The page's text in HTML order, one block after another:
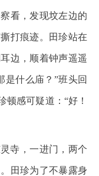
看，发现坟左边的
打痕迹。田珍站在
边，顺着钟声遥遥
是什么庙？”班头回
顿感可疑道：“好！
寺，一进门，两个
田珍为了不暴露身